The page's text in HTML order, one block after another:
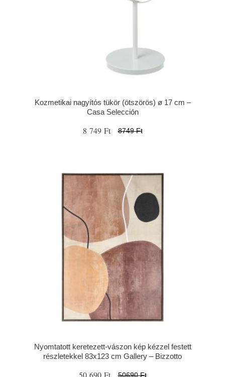
Kozmetikai nagyítós tükör (ötszörös) ø 17 cm –
Casa Selección
8 749 Ft 8749 Ft
Nyomtatott keretezett-vászon kép kézzel festett
részletekkel 83x123 cm Gallery – Bizzotto
50 690 Ft 50690 Ft